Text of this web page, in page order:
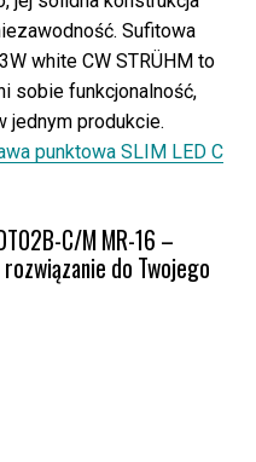
Sufitowa
white CW STRÜHM to
sobie funkcjonalność,
jednym produkcie.
punktowa SLIM LED C
C/M MR-16 –
do Twojego